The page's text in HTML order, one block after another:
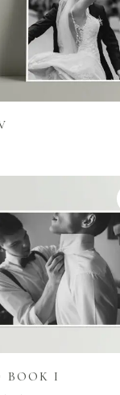
LIRE LA SUITE
BOOK I